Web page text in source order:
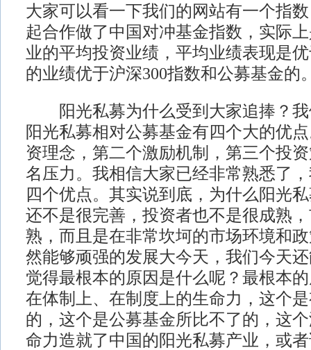
大家可以看一下我们的网站有一个指
起合作做了中国对冲基金指数，实际
业的平均投资业绩，平均业绩表现是
的业绩优于沪深300指数和公募基金的
阳光私募为什么受到大家追捧？我
阳光私募相对公募基金有四个大的优
资理念，第二个激励机制，第三个投
名压力。我相信大家已经非常熟悉了
四个优点。其实说到底，为什么阳光
还不是很完善，投资者也不是很成熟
熟，而且是在非常坎坷的市场环境和
然能够顽强的发展大今天，我们今天
觉得最根本的原因是什么呢？最根本
在体制上、在制度上的生命力，这个
的，这个是公募基金所比不了的，这
命力造就了中国的阳光私募产业，或